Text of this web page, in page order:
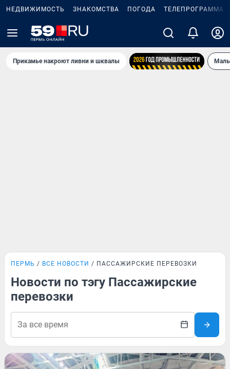
НЕДВИЖИМОСТЬ ЗНАКОМСТВА ПОГОДА ТЕЛЕПРОГРАММА
Прикамье накроют ливни и шквалы
ПЕРМЬ ВСЕ НОВОСТИ ПАССАЖИРСКИЕ ПЕРЕВОЗКИ
Новости по тэгу Пассажирские
перевозки